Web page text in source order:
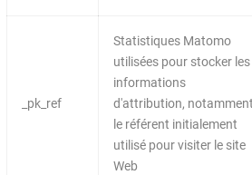
_pk_ref
Statistiques Matomo
utilisées pour stocker les
informations
d'attribution, notamment
le référent initialement
utilisé pour visiter le site
Web